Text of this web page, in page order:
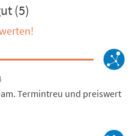
(5)
Termintreu und preiswert